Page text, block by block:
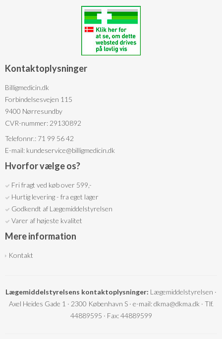
Kontaktoplysninger
Billigmedicin.dk
Forbindelsesvejen 115
9400 Nørresundby
CVR-nummer: 29130892
Telefonnr.: 71 99 56 42
E-mail: kundeservice@billigmedicin.dk
Hvorfor vælge os?
Fri fragt ved køb over 599,-
Hurtig levering - fra eget lager
Godkendt af Lægemiddelstyrelsen
Varer af højeste kvalitet
Mere information
Kontakt
Lægemiddelstyrelsens kontaktoplysninger: Lægemiddelstyrelsen ·
Axel Heides Gade 1 · 2300 København S · e-mail: dkma@dkma.dk · Tlf.
44889595 · Fax: 44889599